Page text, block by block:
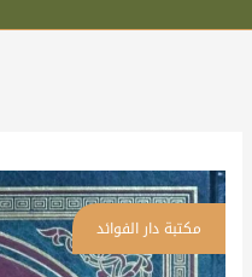
شرح
رسالة
في
أصول